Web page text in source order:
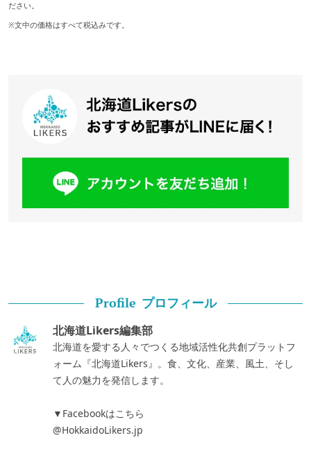
ださい。
※文中の価格はすべて税込みです。
Profile プロフィール
北海道Likers編集部
北海道を愛する人々でつくる地域活性化共創プラットフ
ォーム『北海道Likers』。食、文化、産業、風土、そし
て人の魅力を発信します。
▼Facebookはこちら
@HokkaidoLikers.jp